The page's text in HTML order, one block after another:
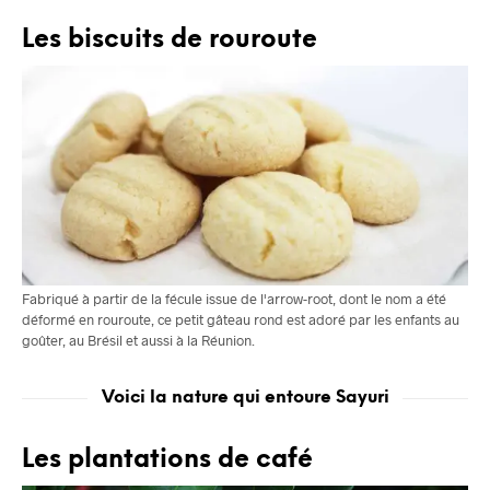
Les biscuits de rouroute
Fabriqué à partir de la fécule issue de l'arrow-root, dont le nom a été
déformé en rouroute, ce petit gâteau rond est adoré par les enfants au
goûter, au Brésil et aussi à la Réunion.
Voici la nature qui entoure Sayuri
Les plantations de café